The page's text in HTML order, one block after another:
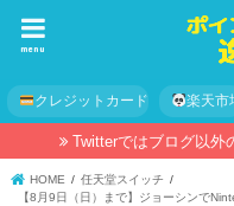
menu
クレジットカード 楽天市
Twitterではブログ以外
HOME
任天堂スイッチ
【8月9日（日）まで】ジョーシンで